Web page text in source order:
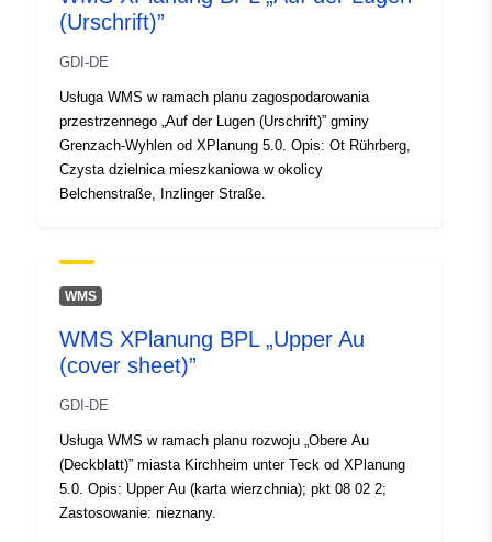
(Urschrift)”
GDI-DE
Usługa WMS w ramach planu zagospodarowania
przestrzennego „Auf der Lugen (Urschrift)” gminy
Grenzach-Wyhlen od XPlanung 5.0. Opis: Ot Rührberg,
Czysta dzielnica mieszkaniowa w okolicy
Belchenstraße, Inzlinger Straße.
WMS
WMS XPlanung BPL „Upper Au
(cover sheet)”
GDI-DE
Usługa WMS w ramach planu rozwoju „Obere Au
(Deckblatt)” miasta Kirchheim unter Teck od XPlanung
5.0. Opis: Upper Au (karta wierzchnia); pkt 08 02 2;
Zastosowanie: nieznany.